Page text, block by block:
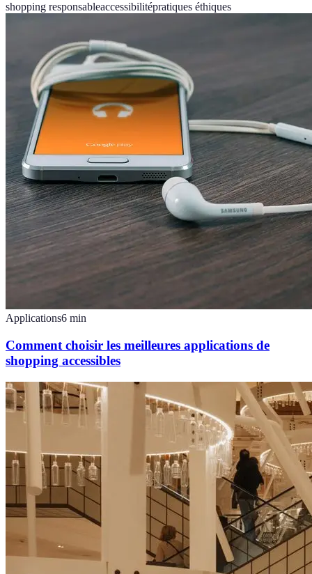
shopping responsableaccessibilitépratiques éthiques
Applications6 min
Comment choisir les meilleures applications de
shopping accessibles